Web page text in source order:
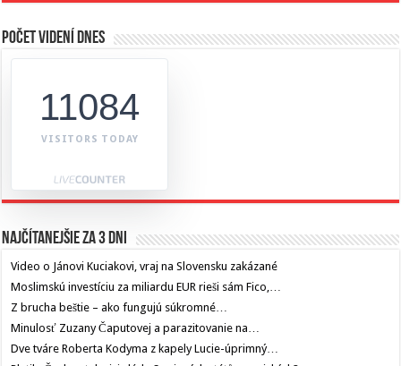
Počet videní dnes
11084
VISITORS TODAY
Najčítanejšie za 3 dni
Video o Jánovi Kuciakovi, vraj na Slovensku zakázané
Moslimskú investíciu za miliardu EUR rieši sám Fico,…
Z brucha beštie – ako fungujú súkromné…
Minulosť Zuzany Čaputovej a parazitovanie na…
Dve tváre Roberta Kodyma z kapely Lucie-úprimný…